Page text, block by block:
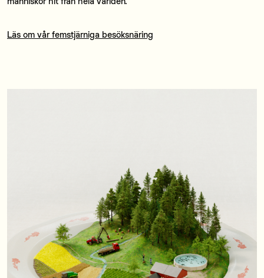
Läs om vår femstjärniga besöksnäring